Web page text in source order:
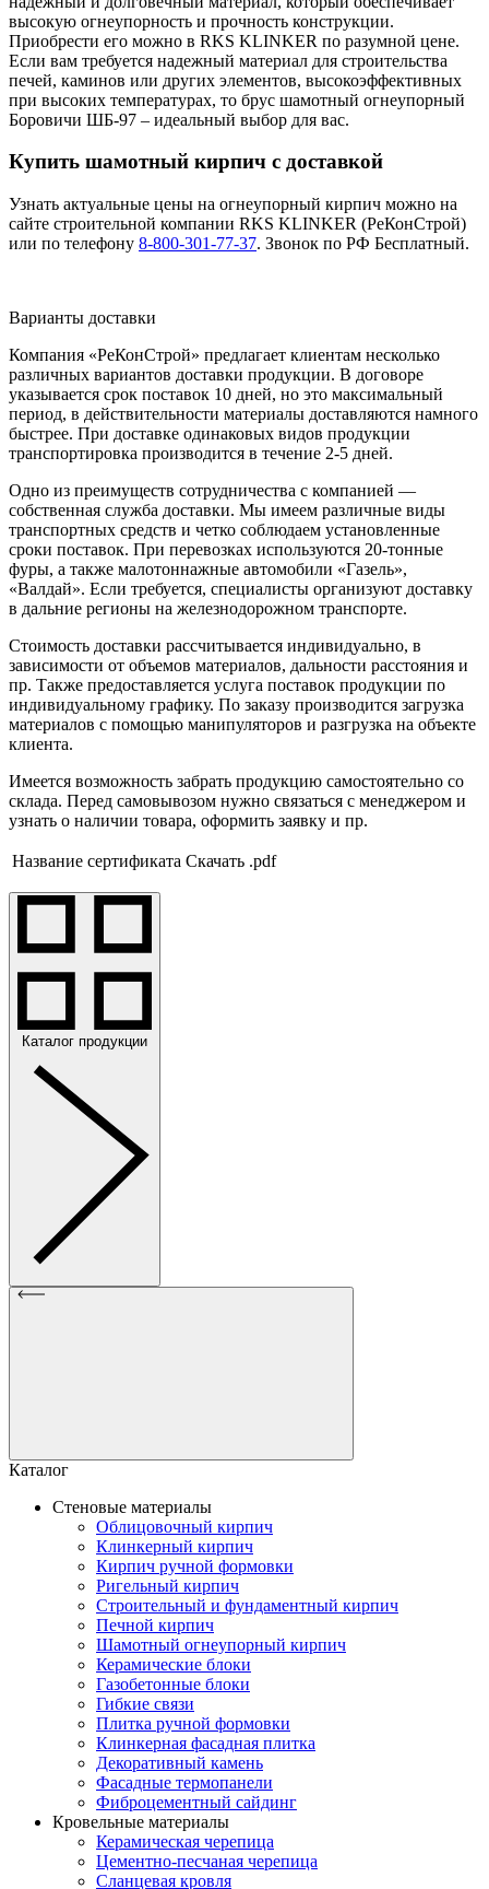
высокую огнеупорность и прочность конструкции.
Приобрести его можно в RKS KLINKER по разумной цене.
Если вам требуется надежный материал для строительства
печей, каминов или других элементов, высокоэффективных
при высоких температурах, то брус шамотный огнеупорный
Боровичи ШБ-97 – идеальный выбор для вас.
Купить шамотный кирпич с доставкой
Узнать актуальные цены на огнеупорный кирпич можно на
сайте строительной компании RKS KLINKER (РеКонСтрой)
или по телефону 8-800-301-77-37. Звонок по РФ Бесплатный.
Варианты доставки
Компания «РеКонСтрой» предлагает клиентам несколько
различных вариантов доставки продукции. В договоре
указывается срок поставок 10 дней, но это максимальный
период, в действительности материалы доставляются намного
быстрее. При доставке одинаковых видов продукции
транспортировка производится в течение 2-5 дней.
Одно из преимуществ сотрудничества с компанией —
собственная служба доставки. Мы имеем различные виды
транспортных средств и четко соблюдаем установленные
сроки поставок. При перевозках используются 20-тонные
фуры, а также малотоннажные автомобили «Газель»,
«Валдай». Если требуется, специалисты организуют доставку
в дальние регионы на железнодорожном транспорте.
Стоимость доставки рассчитывается индивидуально, в
зависимости от объемов материалов, дальности расстояния и
пр. Также предоставляется услуга поставок продукции по
индивидуальному графику. По заказу производится загрузка
материалов с помощью манипуляторов и разгрузка на объекте
клиента.
Имеется возможность забрать продукцию самостоятельно со
склада. Перед самовывозом нужно связаться с менеджером и
узнать о наличии товара, оформить заявку и пр.
Название сертификата Скачать .pdf
Каталог продукции
Каталог
Стеновые материалы
Облицовочный кирпич
Клинкерный кирпич
Кирпич ручной формовки
Ригельный кирпич
Строительный и фундаментный кирпич
Печной кирпич
Шамотный огнеупорный кирпич
Керамические блоки
Газобетонные блоки
Гибкие связи
Плитка ручной формовки
Клинкерная фасадная плитка
Декоративный камень
Фасадные термопанели
Фиброцементный сайдинг
Кровельные материалы
Керамическая черепица
Цементно-песчаная черепица
Сланцевая кровля